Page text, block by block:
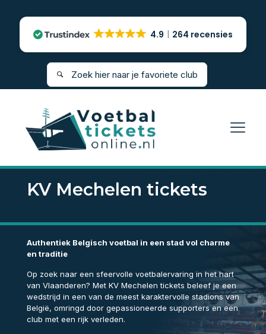
4.9 264 recensies
KV Mechelen tickets
Authentiek Belgisch voetbal in een stad vol charme
en traditie
Op zoek naar een sfeervolle voetbalervaring in het hart
van Vlaanderen? Met KV Mechelen tickets beleef je een
wedstrijd in een van de meest karaktervolle stadions van
België, omringd door gepassioneerde supporters en een
club met een rijk verleden.